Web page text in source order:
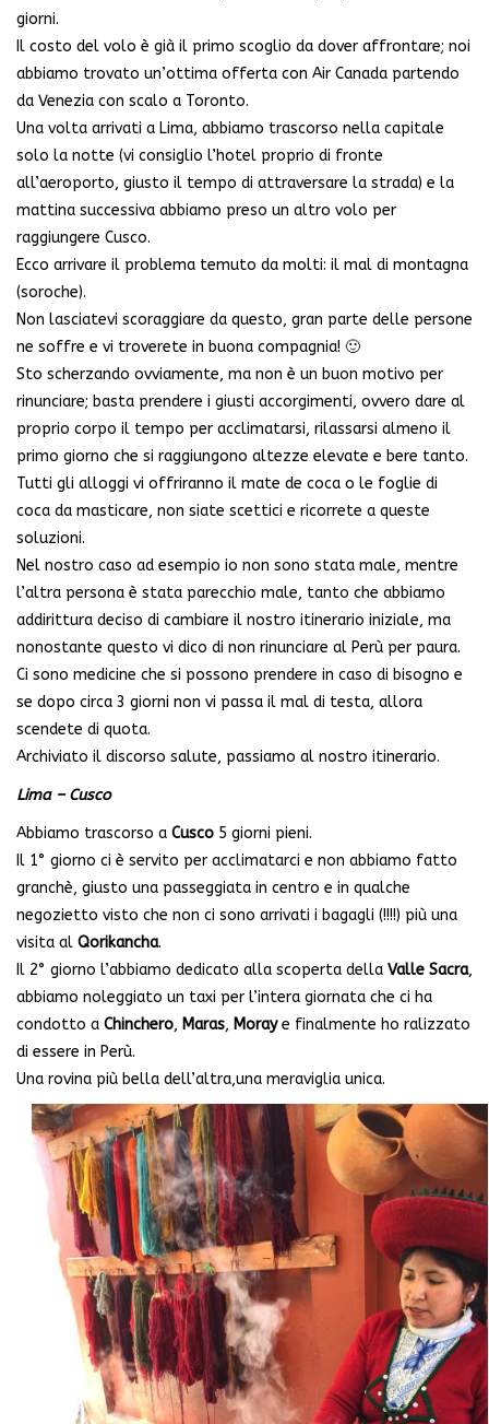
giorni.
Il costo del volo è già il primo scoglio da dover affrontare; noi
abbiamo trovato un’ottima offerta con Air Canada partendo
da Venezia con scalo a Toronto.
Una volta arrivati a Lima, abbiamo trascorso nella capitale
solo la notte (vi consiglio l’hotel proprio di fronte
all’aeroporto, giusto il tempo di attraversare la strada) e la
mattina successiva abbiamo preso un altro volo per
raggiungere Cusco.
Ecco arrivare il problema temuto da molti: il mal di montagna
(soroche).
Non lasciatevi scoraggiare da questo, gran parte delle persone
ne soffre e vi troverete in buona compagnia! 🙂
Sto scherzando ovviamente, ma non è un buon motivo per
rinunciare; basta prendere i giusti accorgimenti, ovvero dare al
proprio corpo il tempo per acclimatarsi, rilassarsi almeno il
primo giorno che si raggiungono altezze elevate e bere tanto.
Tutti gli alloggi vi offriranno il mate de coca o le foglie di
coca da masticare, non siate scettici e ricorrete a queste
soluzioni.
Nel nostro caso ad esempio io non sono stata male, mentre
l’altra persona è stata parecchio male, tanto che abbiamo
addirittura deciso di cambiare il nostro itinerario iniziale, ma
nonostante questo vi dico di non rinunciare al Perù per paura.
Ci sono medicine che si possono prendere in caso di bisogno e
se dopo circa 3 giorni non vi passa il mal di testa, allora
scendete di quota.
Archiviato il discorso salute, passiamo al nostro itinerario.
Lima – Cusco
Abbiamo trascorso a Cusco 5 giorni pieni.
Il 1° giorno ci è servito per acclimatarci e non abbiamo fatto
granchè, giusto una passeggiata in centro e in qualche
negozietto visto che non ci sono arrivati i bagagli (!!!!) più una
visita al Qorikancha.
Il 2° giorno l’abbiamo dedicato alla scoperta della Valle Sacra,
abbiamo noleggiato un taxi per l’intera giornata che ci ha
condotto a Chinchero, Maras, Moraye finalmente ho ralizzato
di essere in Perù.
Una rovina più bella dell’altra,una meraviglia unica.